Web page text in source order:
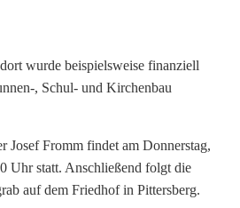
wurde beispielsweise finanziell
, Schul- und Kirchenbau
Josef Fromm findet am Donnerstag,
Uhr statt. Anschließend folgt die
auf dem Friedhof in Pittersberg.